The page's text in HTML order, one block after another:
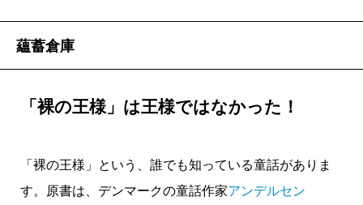
の圧政に抗して、解放を求めて戦う共和国復興の物語
握る帝国皇帝という配役で、これまたとてもわかりや
と思ったところで、考えこんでしまうのが、歴史屋
の悪い癖だろう。皇帝と元老院はどこかで聞いたこと
蘊蓄倉庫
「裸の王様」は王様ではなかった！
「裸の王様」という、誰でも知っている童話がありま
す。原書は、デンマークの童話作家アンデルセン